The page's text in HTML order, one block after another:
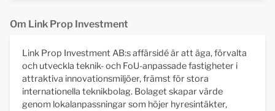
Om Link Prop Investment
Link Prop Investment AB:s affärsidé är att äga, förvalta
och utveckla teknik- och FoU-anpassade fastigheter i
attraktiva innovationsmiljöer, främst för stora
internationella teknikbolag. Bolaget skapar värde
genom lokalanpassningar som höjer hyresintäkter,